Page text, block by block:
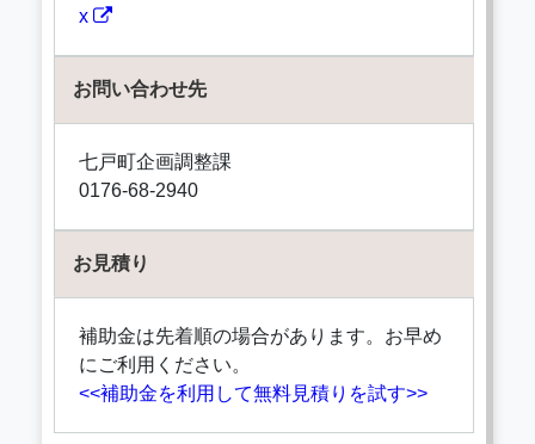
x
お問い合わせ先
七戸町企画調整課
0176-68-2940
お見積り
補助金は先着順の場合があります。お早め
にご利用ください。
<<補助金を利用して無料見積りを試す>>